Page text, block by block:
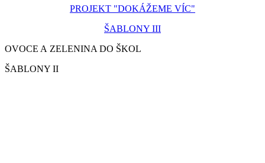
PROJEKT "DOKÁŽEME VÍC"
ŠABLONY III
OVOCE A ZELENINA DO ŠKOL
ŠABLONY II